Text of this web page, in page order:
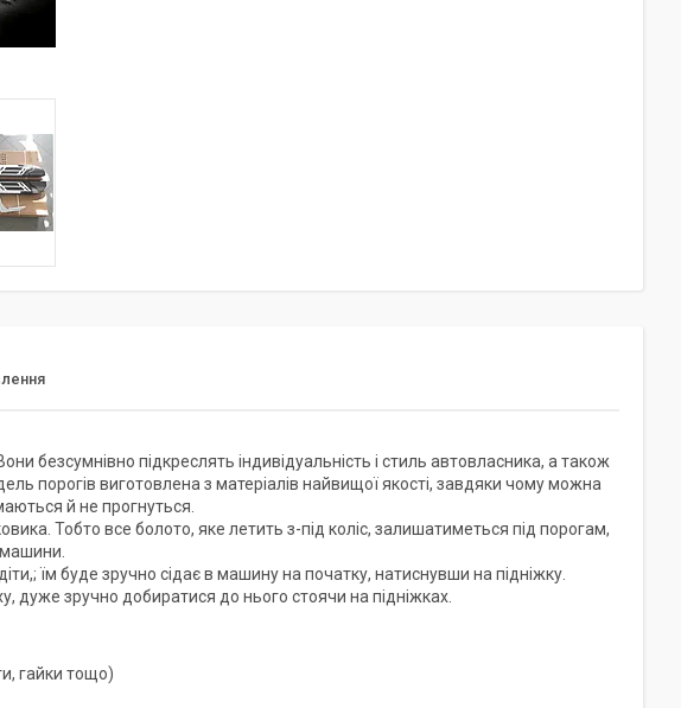
безсумнівно підкреслять індивідуальність і стиль автовласника, а також
порогів виготовлена з матеріалів найвищої якості, завдяки чому можна
й не прогнуться.
Тобто все болото, яке летить з-під коліс, залишатиметься під порогам,
їм буде зручно сідає в машину на початку, натиснувши на підніжку.
дуже зручно добиратися до нього стоячи на підніжках.
гайки тощо)